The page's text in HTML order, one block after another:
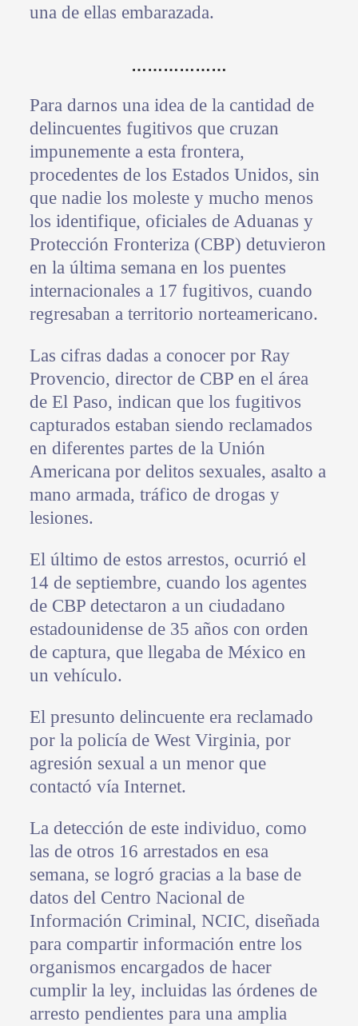
una de ellas embarazada.
………………
Para darnos una idea de la cantidad de
delincuentes fugitivos que cruzan
impunemente a esta frontera,
procedentes de los Estados Unidos, sin
que nadie los moleste y mucho menos
los identifique, oficiales de Aduanas y
Protección Fronteriza (CBP) detuvieron
en la última semana en los puentes
internacionales a 17 fugitivos, cuando
regresaban a territorio norteamericano.
Las cifras dadas a conocer por Ray
Provencio, director de CBP en el área
de El Paso, indican que los fugitivos
capturados estaban siendo reclamados
en diferentes partes de la Unión
Americana por delitos sexuales, asalto a
mano armada, tráfico de drogas y
lesiones.
El último de estos arrestos, ocurrió el
14 de septiembre, cuando los agentes
de CBP detectaron a un ciudadano
estadounidense de 35 años con orden
de captura, que llegaba de México en
un vehículo.
El presunto delincuente era reclamado
por la policía de West Virginia, por
agresión sexual a un menor que
contactó vía Internet.
La detección de este individuo, como
las de otros 16 arrestados en esa
semana, se logró gracias a la base de
datos del Centro Nacional de
Información Criminal, NCIC, diseñada
para compartir información entre los
organismos encargados de hacer
cumplir la ley, incluidas las órdenes de
arresto pendientes para una amplia